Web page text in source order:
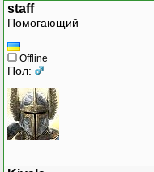
staff
Помогающий
Offline
Пол: